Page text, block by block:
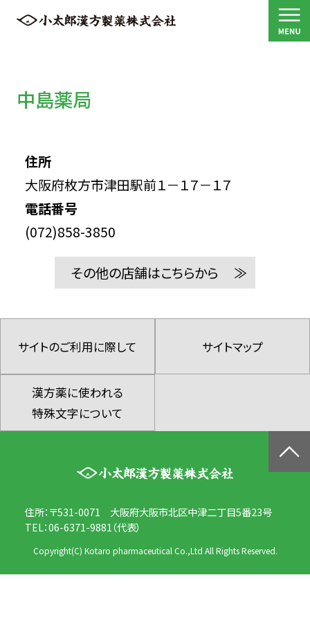
中島薬局
住所
大阪府枚方市津田駅前１－１７－１７
電話番号
(072)858-3850
その他の店舗はこちらから
サイトのご利用に際して サイトマップ
漢方薬に使われる
特殊文字について
住所：〒531-0071 大阪府大阪市北区中津二丁目5番23号
TEL：06-6371-9881（代表）
Copyright(C) Kotaro pharmaceutical Co.,Ltd All Rights Reserved.